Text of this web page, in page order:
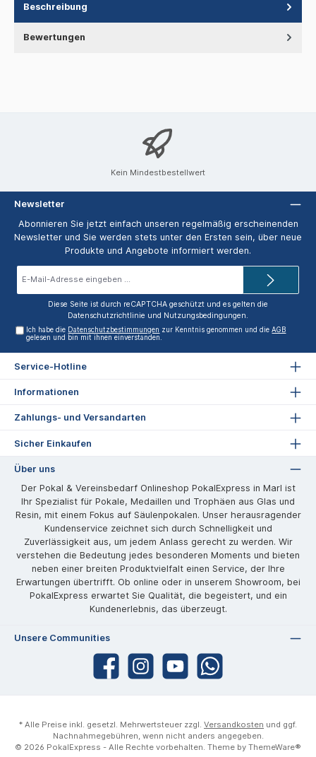
Beschreibung
Bewertungen
Kein Mindestbestellwert
Newsletter
Abonnieren Sie jetzt einfach unseren regelmäßig erscheinenden
Newsletter und Sie werden stets unter den Ersten sein, über neue
Produkte und Angebote informiert werden.
Diese Seite ist durch reCAPTCHA geschützt und es gelten die
Datenschutzrichtlinie und Nutzungsbedingungen.
Ich habe die Datenschutzbestimmungen zur Kenntnis genommen und dieAGB
gelesen und bin mit ihnen einverstanden.
Service-Hotline
Informationen
Zahlungs- und Versandarten
Sicher Einkaufen
Über uns
Der Pokal & Vereinsbedarf Onlineshop PokalExpress in Marl ist
Ihr Spezialist für Pokale, Medaillen und Trophäen aus Glas und
Resin, mit einem Fokus auf Säulenpokalen. Unser herausragender
Kundenservice zeichnet sich durch Schnelligkeit und
Zuverlässigkeit aus, um jedem Anlass gerecht zu werden. Wir
verstehen die Bedeutung jedes besonderen Moments und bieten
neben einer breiten Produktvielfalt einen Service, der Ihre
Erwartungen übertrifft. Ob online oder in unserem Showroom, bei
PokalExpress erwartet Sie Qualität, die begeistert, und ein
Kundenerlebnis, das überzeugt.
Unsere Communities
* Alle Preise inkl. gesetzl. Mehrwertsteuer zzgl. Versandkosten und ggf.
Nachnahmegebühren, wenn nicht anders angegeben.
© 2026 PokalExpress - Alle Rechte vorbehalten. Theme by ThemeWare®